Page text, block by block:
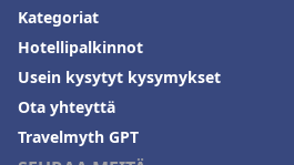
Kategoriat
Hotellipalkinnot
Usein kysytyt kysymykset
Ota yhteyttä
Travelmyth GPT